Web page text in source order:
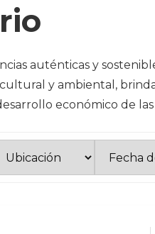
auténticas y
y ambiental,
económico de